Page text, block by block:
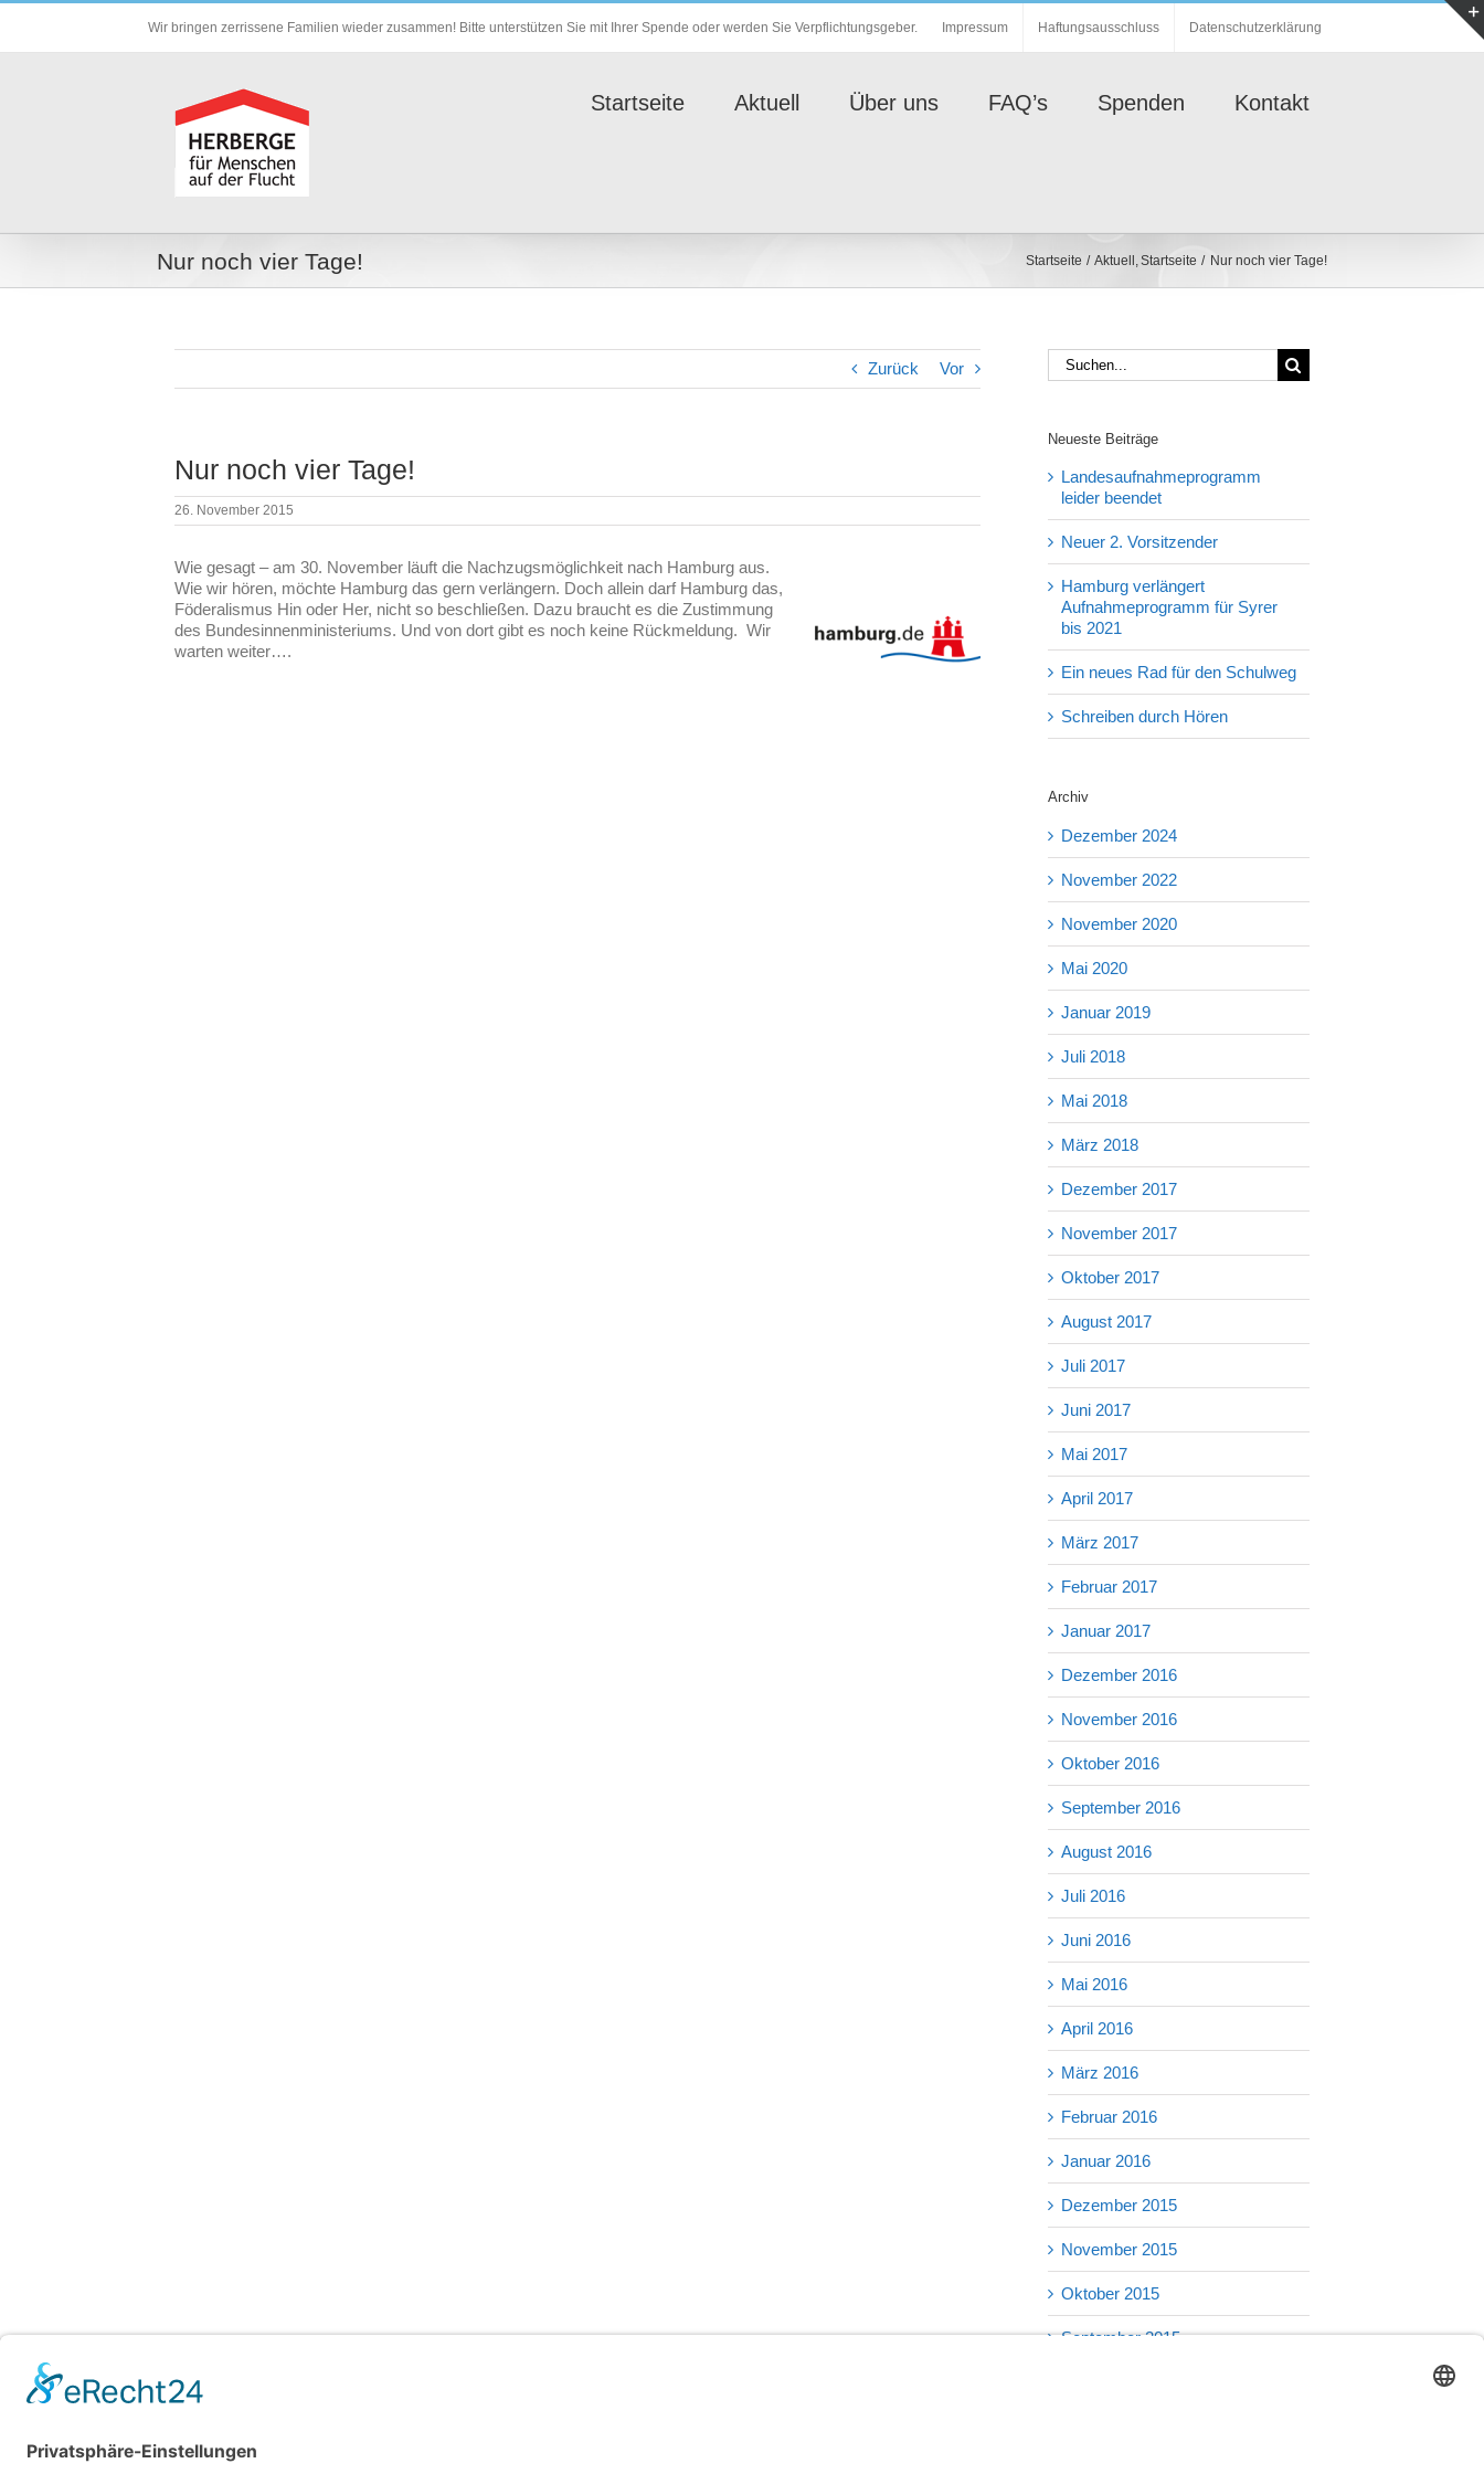
Zum
springen
Wir bringen zerrissene Familien wieder zusammen! Bitte unterstützen Sie mit Ihrer Spende oder werden Sie Verpflichtungsgeber. Impressum Haftungsausschluss Datenschutzerklärung
Startseite Aktuell Über uns FAQ’s Spenden Kontakt
Nur noch vier Tage! Startseite Aktuell Startseite Nur noch vier Tage!
Zurück Vor
Nur noch vier Tage!
26. November 2015
Wie gesagt – am 30. November läuft die Nachzugsmöglichkeit nach Hamburg aus.
Wie wir hören, möchte Hamburg das gern verlängern. Doch allein darf Hamburg das,
Föderalismus Hin oder Her, nicht so beschließen. Dazu braucht es die Zustimmung
des Bundesinnenministeriums. Und von dort gibt es noch keine Rückmeldung. Wir
warten weiter….
Suche
nach:
Neueste Beiträge
Landesaufnahmeprogramm
leider beendet
Neuer 2. Vorsitzender
Hamburg verlängert
Aufnahmeprogramm für Syrer
bis 2021
Ein neues Rad für den Schulweg
Schreiben durch Hören
Archiv
Dezember 2024
November 2022
November 2020
Mai 2020
Januar 2019
Juli 2018
Mai 2018
März 2018
Dezember 2017
November 2017
Oktober 2017
August 2017
Juli 2017
Juni 2017
Mai 2017
April 2017
März 2017
Februar 2017
Januar 2017
Dezember 2016
November 2016
Oktober 2016
September 2016
August 2016
Juli 2016
Juni 2016
Mai 2016
April 2016
März 2016
Februar 2016
Januar 2016
Dezember 2015
November 2015
Oktober 2015
September 2015